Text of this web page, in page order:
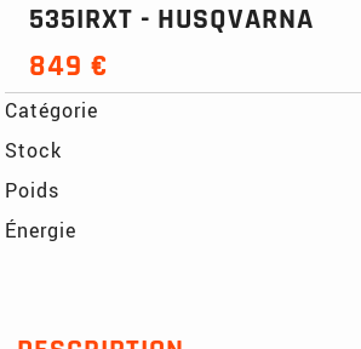
535IRXT - HUSQVARNA
849 €
Catégorie
Stock
Poids
Énergie